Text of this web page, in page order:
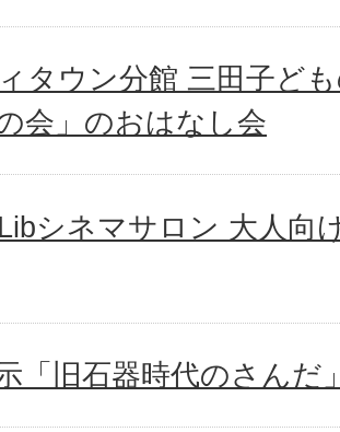
タウン分館 三田子ど
会」のおはなし会
シネマサロン 大人向
「旧石器時代のさんだ